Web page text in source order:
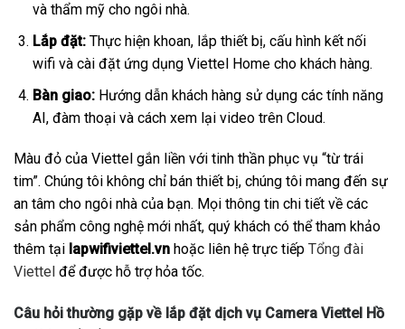
và thẩm mỹ cho ngôi nhà.
Lắp đặt:Thực hiện khoan, lắp thiết bị, cấu hình kết nối
wifi và cài đặt ứng dụng Viettel Home cho khách hàng.
Bàn giao:Hướng dẫn khách hàng sử dụng các tính năng
AI, đàm thoại và cách xem lại video trên Cloud.
Màu đỏ của Viettel gắn liền với tinh thần phục vụ “từ trái
tim”. Chúng tôi không chỉ bán thiết bị, chúng tôi mang đến sự
an tâm cho ngôi nhà của bạn. Mọi thông tin chi tiết về các
sản phẩm công nghệ mới nhất, quý khách có thể tham khảo
thêm tại lapwifiviettel.vn hoặc liên hệ trực tiếp Tổng đài
Viettel để được hỗ trợ hỏa tốc.
Câu hỏi thường gặp về lắp đặt dịch vụ Camera Viettel Hồ